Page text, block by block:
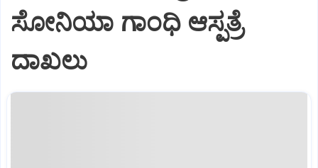
ಸೋನಿಯಾ ಗಾಂಧಿ ಆಸ್ಪತ್ರೆ
ದಾಖಲು